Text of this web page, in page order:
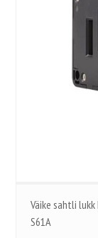
Väike sahtli
S61A